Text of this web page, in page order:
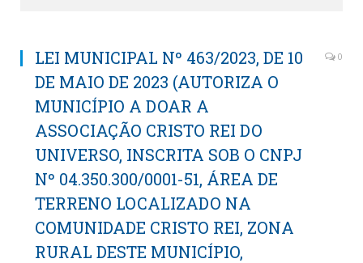
LEI MUNICIPAL Nº 463/2023, DE 10
DE MAIO DE 2023 (AUTORIZA O
MUNICÍPIO A DOAR A
ASSOCIAÇÃO CRISTO REI DO
UNIVERSO, INSCRITA SOB O CNPJ
Nº 04.350.300/0001-51, ÁREA DE
TERRENO LOCALIZADO NA
COMUNIDADE CRISTO REI, ZONA
RURAL DESTE MUNICÍPIO,
0